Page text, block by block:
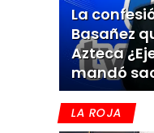
La
Basañez
Azteca
mandó
LA ROJA